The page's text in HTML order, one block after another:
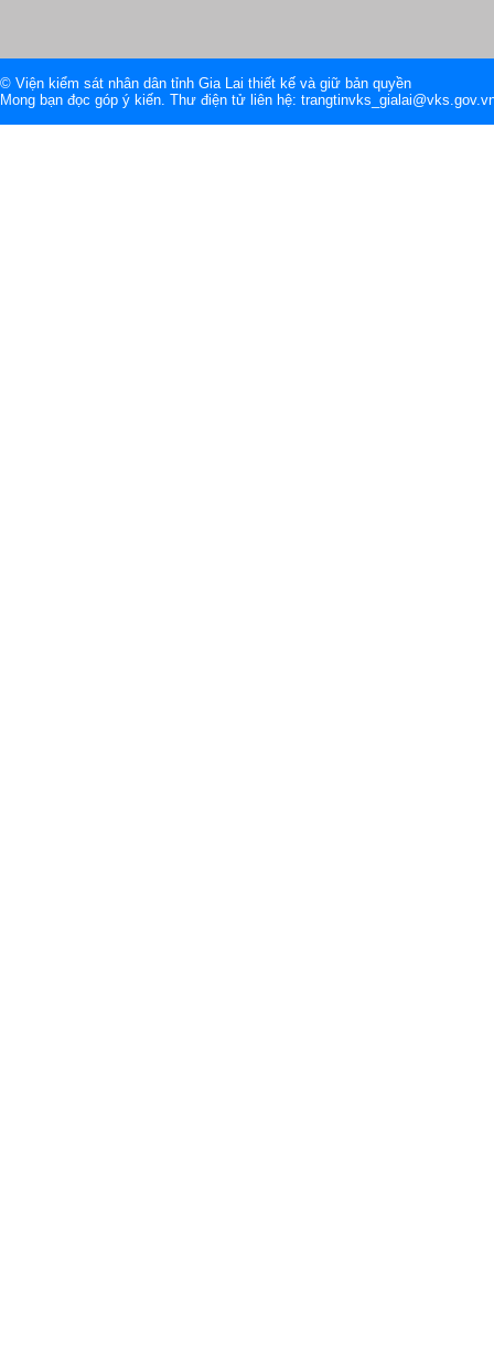
© Viện kiểm sát nhân dân tỉnh Gia Lai thiết kế và giữ bản quyền
Mong bạn đọc góp ý kiến. Thư điện tử liên hệ: